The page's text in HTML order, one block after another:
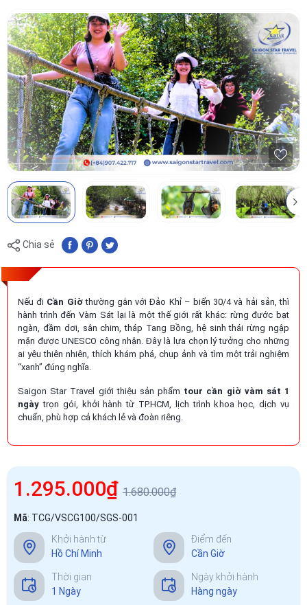
Chia sẻ
Nếu đi Cần Giờthường gắn với Đảo Khỉ – biển 30/4 và hải sản, thì
hành trình đến Vàm Sát lại là một thế giới rất khác: rừng đước bạt
ngàn, đầm dơi, sân chim, tháp Tang Bồng, hệ sinh thái rừng ngập
mặn được UNESCO công nhận. Đây là lựa chọn lý tưởng cho những
ai yêu thiên nhiên, thích khám phá, chụp ảnh và tìm một trải nghiệm
“xanh” đúng nghĩa.
Saigon Star Travel giới thiệu sản phẩm tour cần giờ vàm sát 1
ngày trọn gói, khởi hành từ TP.HCM, lịch trình khoa học, dịch vụ
chuẩn, phù hợp cả khách lẻ và đoàn riêng.
1.295.000₫ 1.680.000₫
Mã: TCG/VSCG100/SGS-001
Khởi hành từ
Hồ Chí Minh
Điểm đến
Cần Giờ
Thời gian
1 Ngày
Ngày khởi hành
Hàng ngày